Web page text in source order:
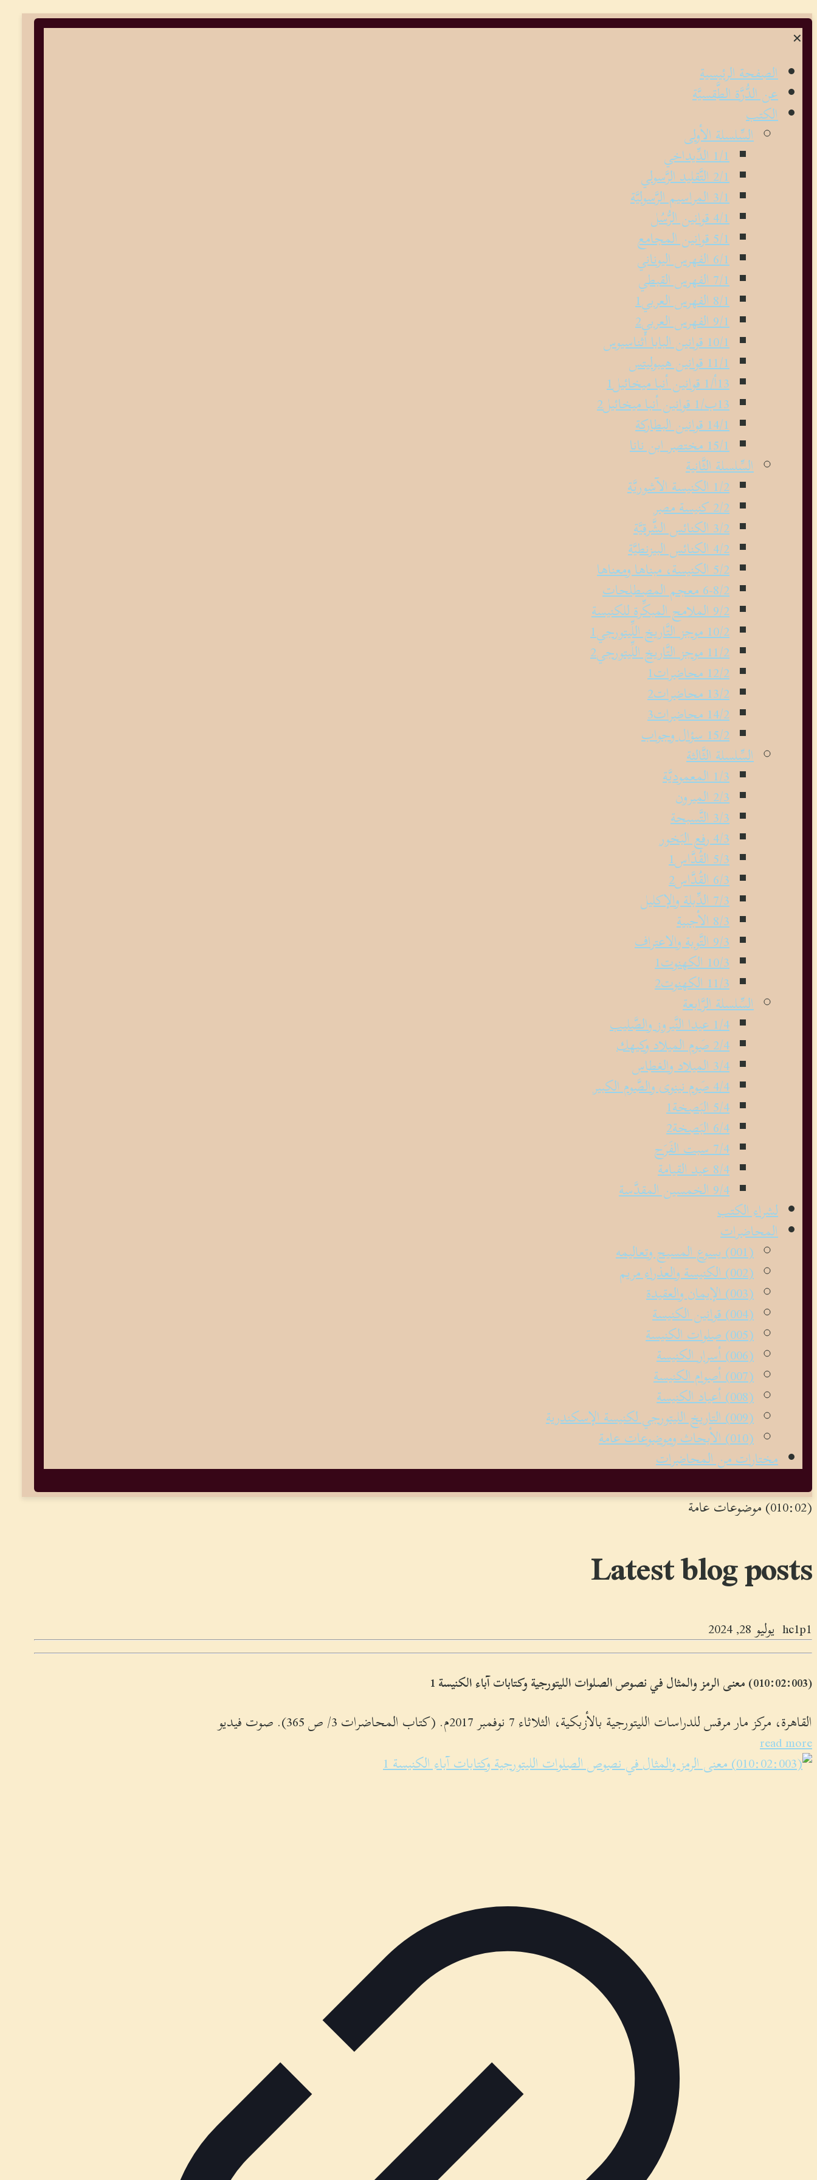
✕
الصفحة الرئيسية
عن الدُّرَّة الطَّقسيَّة
الكتب
السِّلسلة الأولى
1/1 الدِّيداخي
2/1 التَّقليد الرَّسولي
3/1 المراسيم الرَّسوليَّة
4/1 قوانين الرُّسُل
5/1 قوانين المجامع
6/1 الفهرس اليوناني
7/1 الفهرس القبطي
8/1 الفهرس العربي1
9/1 الفهرس العربي2
10/1 قوانين البابا أثناسيوس
11/1 قوانين هيبوليتس
13أ/1 قوانين أنبا ميخائيل1
13ب/1 قوانين أنبا ميخائيل2
14/1 قوانين البطاركة
15/1 مختصر ابن نانا
السِّلسلة الثَّانية
1/2 الكنيسة الآشوريَّة
2/2 كنيسة مصر
3/2 الكنائس الشَّرقيَّة
4/2 الكنائس البيزنطيَّة
5/2 الكنيسة، مبناها ومعناها
6-8/2 معجم المصطلحات
9/2 الملامح المبكِّرة للكنيسة
10/2 موجز التَّاريخ اللِّيتورجي1
11/2 موجز التَّاريخ اللِّيتورجي2
12/2 محاضرات1
13/2 محاضرات2
14/2 محاضرات3
15/2 سؤال وجواب
السِّلسلة الثَّالثة
1/3 المعموديَّة
2/3 الميرون
3/3 التَّسبحة
4/3 رفع البَخور
5/3 القُدَّاس1
6/3 القُدَّاس2
7/3 الدِّبلة والإكليل
8/3 الأجبية
9/3 التَّوبة والاعتراف
10/3 الكهنوت1
11/3 الكهنوت2
السِّلسلة الرَّابعة
1/4 عيدا النَّيروز والصَّليب
2/4 صَوم الميلاد وكيهك
3/4 الميلاد والغطاس
4/4 صَوم نينوى والصَّوم الكبير
5/4 البَصخة1
6/4 البَصخة2
7/4 سبت الفَرَح
8/4 عيد القيامة
9/4 الخمسين المقدَّسة
لشراء الكتب
المحاضرات
(001) يسوع المسيح وتعاليمه
(002) الكنيسة والعذراء مريم
(003) الإيمان والعقيدة
(004) قوانين الكنيسة
(005) صلوات الكنيسة
(006) أسرار الكنيسة
(007) أصوام الكنيسة
(008) أعياد الكنيسة
(009) التاريخ الليتورجي لكنيسة الإسكندرية
(010) الأبحاث وموضوعات عامة
مختارات من المحاضرات
(010:02) موضوعات عامة
Latest blog posts
hc1p1 يوليو 28, 2024
(010:02:003) معنى الرمز والمثال في نصوص الصلوات الليتورجية وكتابات آباء الكنيسة 1
القاهرة، مركز مار مرقس للدراسات الليتورجية بالأزبكية، الثلاثاء 7 نوفمبر 2017م. (كتاب المحاضرات 3/ ص 365). صوت فيديو
read more